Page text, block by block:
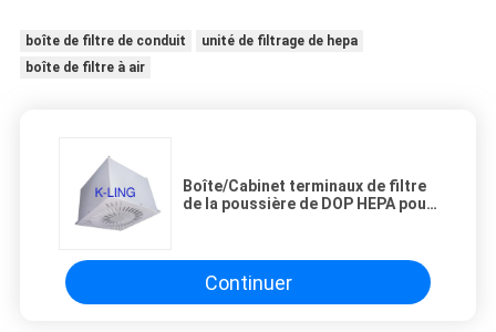
boîte de filtre de conduit
unité de filtrage de hepa
boîte de filtre à air
Boîte/Cabinet terminaux de filtre
de la poussière de DOP HEPA pour
Continuer